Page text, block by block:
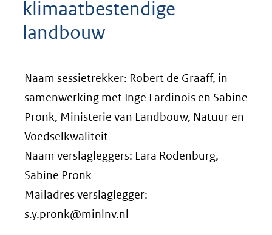
klimaatbestendige
landbouw
Naam sessietrekker: Robert de Graaff, in
samenwerking met Inge Lardinois en Sabine
Pronk, Ministerie van Landbouw, Natuur en
Voedselkwaliteit
Naam verslagleggers: Lara Rodenburg,
Sabine Pronk
Mailadres verslaglegger:
s.y.pronk@minlnv.nl